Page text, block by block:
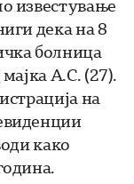
известување
дека на 8
болница
А.С. (27).
на
како